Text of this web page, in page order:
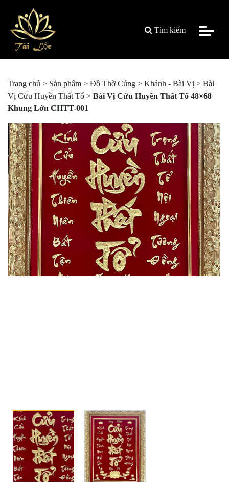
Tìm kiếm
Trang chủ > Sản phẩm > Đồ Thờ Cúng > Khánh - Bài Vị > Bài
Vị Cửu Huyền Thất Tổ > Bài Vị Cửu Huyền Thất Tổ 48×68
Khung Lớn CHTT-001